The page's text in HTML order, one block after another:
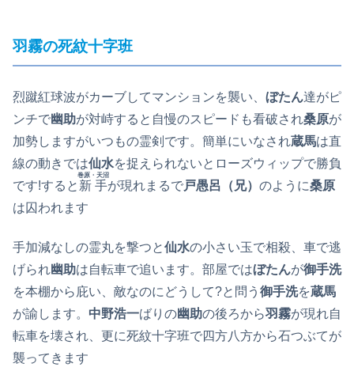
羽霧の死紋十字班
烈蹴紅球波がカーブしてマンションを襲い、 ぼたん達がピ
ンチで幽助が対峙すると自慢のスピードも看破され桑原が
加勢しますがいつもの霊剣です。簡単にいなされ蔵馬は直
線の動きでは仙水を捉えられないとローズウィップで勝負
です!すると 新手
巻原・天沼
が現れまるで戸愚呂（兄） のように桑原
は囚われます
手加減なしの霊丸を撃つと仙水の小さい玉で相殺、車で逃
げられ幽助は自転車で追います。部屋ではぼたんが御手洗
を本棚から庇い、敵なのにどうして?と問う 御手洗を蔵馬
が諭します。 中野浩一ばりの幽助の後ろから羽霧が現れ自
転車を壊され、更に死紋十字班で四方八方から石つぶてが
襲ってきます